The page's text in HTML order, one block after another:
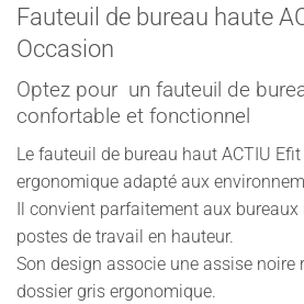
Fauteuil de bureau haute
Occasion
Optez pour un fauteuil de
confortable et fonctionnel
Le fauteuil de bureau haut ACTIU
ergonomique adapté aux
Il convient parfaitement aux bureaux
postes de travail en hauteur.
Son design associe une assise noire
dossier gris ergonomique.